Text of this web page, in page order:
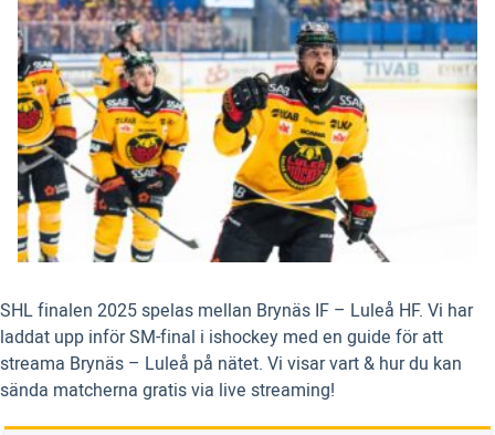
SHL finalen 2025 spelas mellan Brynäs IF – Luleå HF. Vi har
laddat upp inför SM-final i ishockey med en guide för att
streama Brynäs – Luleå på nätet. Vi visar vart & hur du kan
sända matcherna gratis via live streaming!